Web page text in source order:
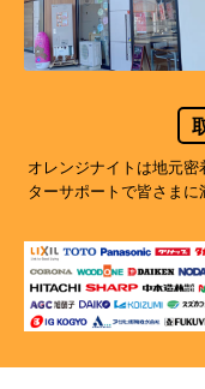
オレンジナイトは地元
ターサポートで皆さまに